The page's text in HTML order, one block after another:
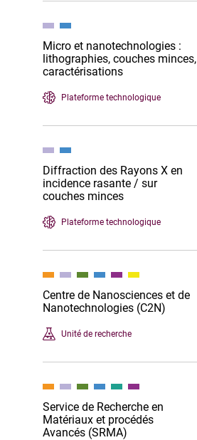
Micro et nanotechnologies :
lithographies, couches minces,
caractérisations
Plateforme technologique
Diffraction des Rayons X en
incidence rasante / sur
couches minces
Plateforme technologique
Centre de Nanosciences et de
Nanotechnologies (C2N)
Unité de recherche
Service de Recherche en
Matériaux et procédés
Avancés (SRMA)